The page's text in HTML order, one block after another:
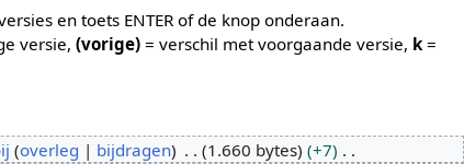
en toets ENTER of de knop onderaan.
versie,(vorige) = verschil met voorgaande versie, k =
overleg bijdragen 1.660 bytes
+7